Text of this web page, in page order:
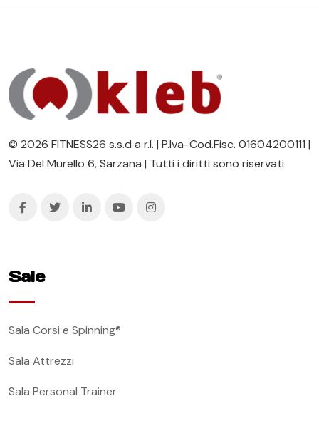
© 2026 FITNESS26 s.s.d a r.l. | P.Iva-Cod.Fisc. 01604200111 |
Via Del Murello 6, Sarzana | Tutti i diritti sono riservati
Sale
Sala Corsi e Spinning®
Sala Attrezzi
Sala Personal Trainer